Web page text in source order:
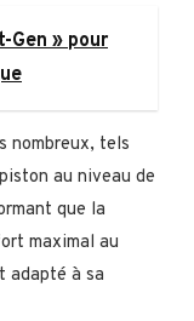
Gen » pour
nombreux, tels
au niveau de
que la
maximal au
adapté à sa